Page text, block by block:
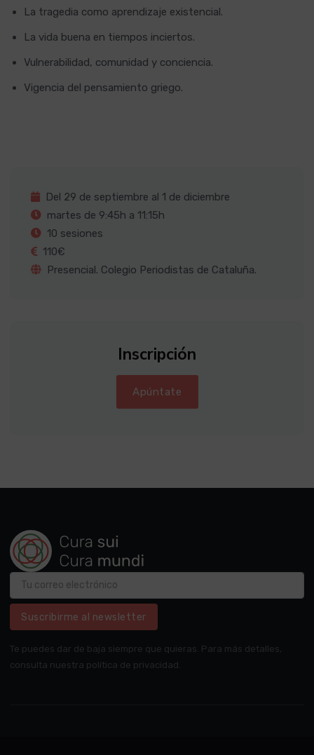
La tragedia como aprendizaje existencial.
La vida buena en tiempos inciertos.
Vulnerabilidad, comunidad y conciencia.
Vigencia del pensamiento griego.
Del 29 de septiembre al 1 de diciembre
martes de 9:45h a 11:15h
10 sesiones
110€
Presencial. Colegio Periodistas de Cataluña.
Inscripción
Apúntate
Suscribirme al newsletter
Te puedes dar de baja siempre que quieras. Para más detalles,
consulta nuestra política de privacidad.